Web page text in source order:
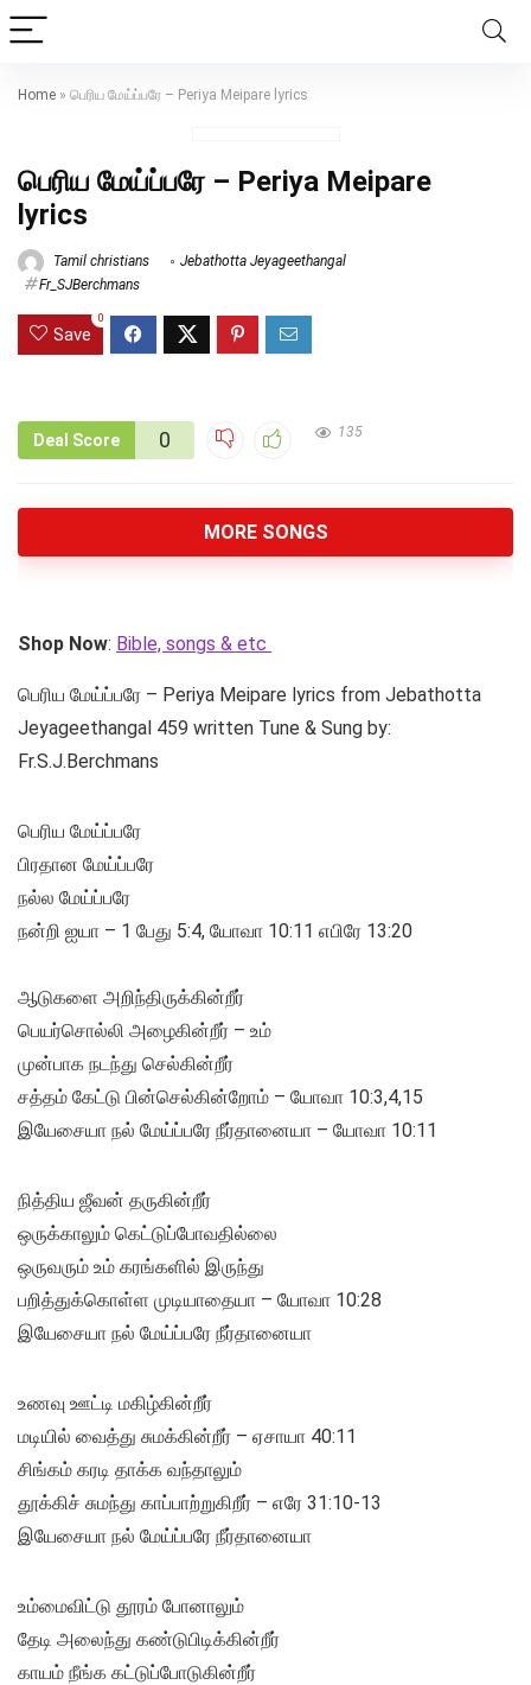
Home » பெரிய மேய்ப்பரே – Periya Meipare lyrics
பெரிய மேய்ப்பரே – Periya Meipare
lyrics
Tamil christians
Jebathotta Jeyageethangal
Fr_SJBerchmans
Save
0
Deal Score 0 135
MORE SONGS
Shop Now: Bible, songs & etc
பெரிய மேய்ப்பரே – Periya Meipare lyrics from Jebathotta
Jeyageethangal 459 written Tune & Sung by:
Fr.S.J.Berchmans
பெரிய மேய்ப்பரே
பிரதான மேய்ப்பரே
நல்ல மேய்ப்பரே
நன்றி ஐயா – 1 பேது 5:4, யோவா 10:11 எபிரே 13:20
ஆடுகளை அறிந்திருக்கின்றீர்
பெயர்சொல்லி அழைகின்றீர் – உம்
முன்பாக நடந்து செல்கின்றீர்
சத்தம் கேட்டு பின்செல்கின்றோம் – யோவா 10:3,4,15
இயேசையா நல் மேய்ப்பரே நீர்தானையா – யோவா 10:11
நித்திய ஜீவன் தருகின்றீர்
ஒருக்காலும் கெட்டுப்போவதில்லை
ஒருவரும் உம் கரங்களில் இருந்து
பறித்துக்கொள்ள முடியாதையா – யோவா 10:28
இயேசையா நல் மேய்ப்பரே நீர்தானையா
உணவு ஊட்டி மகிழ்கின்றீர்
மடியில் வைத்து சுமக்கின்றீர் – ஏசாயா 40:11
சிங்கம் கரடி தாக்க வந்தாலும்
தூக்கிச் சுமந்து காப்பாற்றுகிறீர் – எரே 31:10-13
இயேசையா நல் மேய்ப்பரே நீர்தானையா
உம்மைவிட்டு தூரம் போனாலும்
தேடி அலைந்து கண்டுபிடிக்கின்றீர்
காயம் நீங்க கட்டுப்போடுகின்றீர்